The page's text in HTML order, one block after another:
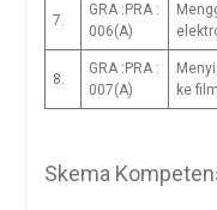
7.
GRA :PRA :
006(A)
8.
GRA :PRA :
007(A)
ke
Skema